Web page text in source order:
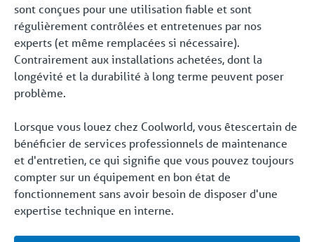
sont conçues pour une utilisation fiable et sont
régulièrement contrôlées et entretenues par nos
experts (et même remplacées si nécessaire).
Contrairement aux installations achetées, dont la
longévité et la durabilité à long terme peuvent poser
problème.
Lorsque vous louez chez Coolworld, vous êtescertain de
bénéficier de services professionnels de maintenance
et d'entretien, ce qui signifie que vous pouvez toujours
compter sur un équipement en bon état de
fonctionnement sans avoir besoin de disposer d'une
expertise technique en interne.